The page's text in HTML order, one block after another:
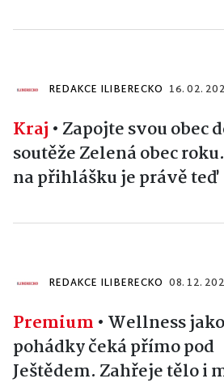
REDAKCE ILIBERECKO 16. 02.
Kraj • Zapojte svou obec
soutěže Zelená obec
na přihlášku je právě teď
REDAKCE ILIBERECKO 08. 12.
Premium • Wellness
pohádky čeká přímo pod
Ještědem. Zahřeje tělo i